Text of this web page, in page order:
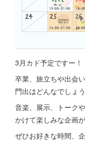
3月カド予定ですー！
卒業、旅立ちや出会
門出はどんなでしょう
音楽、展示、トーク
かけて楽しみな企画が
ぜひお好きな時間、